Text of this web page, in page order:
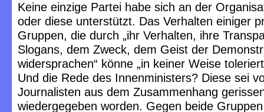
Keine einzige Partei habe sich an der
oder diese unterstützt. Das Verhalten einiger
Gruppen, die durch „ihr Verhalten, ihre
Slogans, dem Zweck, dem Geist der
widersprachen“ könne „in keiner Weise
Und die Rede des Innenministers? Diese sei
Journalisten aus dem Zusammenhang
wiedergegeben worden. Gegen beide